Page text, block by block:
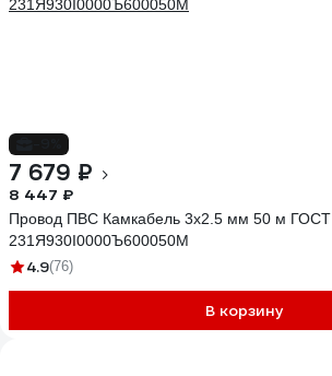
7 679 ₽
8 447 ₽
Провод ПВС Камкабель 3x2.5 мм 50 м ГОСТ
231Я930I0000Ъ600050М
4.9(76)
В корзину